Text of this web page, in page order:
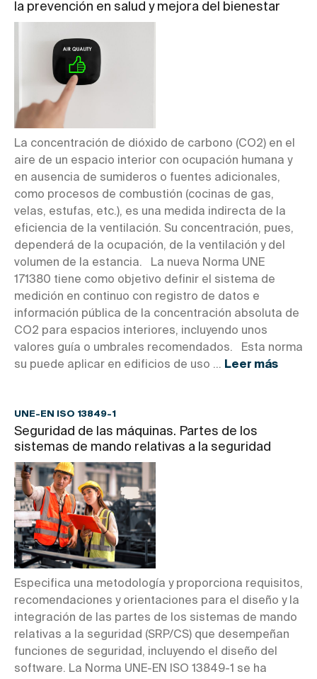
la prevención en salud y mejora del bienestar
La concentración de dióxido de carbono (CO2) en el
aire de un espacio interior con ocupación humana y
en ausencia de sumideros o fuentes adicionales,
como procesos de combustión (cocinas de gas,
velas, estufas, etc.), es una medida indirecta de la
eficiencia de la ventilación. Su concentración, pues,
dependerá de la ocupación, de la ventilación y del
volumen de la estancia. La nueva Norma UNE
171380 tiene como objetivo definir el sistema de
medición en continuo con registro de datos e
información pública de la concentración absoluta de
CO2 para espacios interiores, incluyendo unos
valores guía o umbrales recomendados. Esta norma
su puede aplicar en edificios de uso ... Leer más
UNE-EN ISO 13849-1
Seguridad de las máquinas. Partes de los
sistemas de mando relativas a la seguridad
Especifica una metodología y proporciona requisitos,
recomendaciones y orientaciones para el diseño y la
integración de las partes de los sistemas de mando
relativas a la seguridad (SRP/CS) que desempeñan
funciones de seguridad, incluyendo el diseño del
software. La Norma UNE-EN ISO 13849-1 se ha